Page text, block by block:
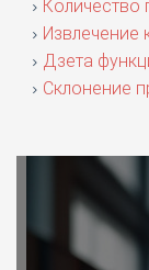
Извлечение
Дзета
Склонение